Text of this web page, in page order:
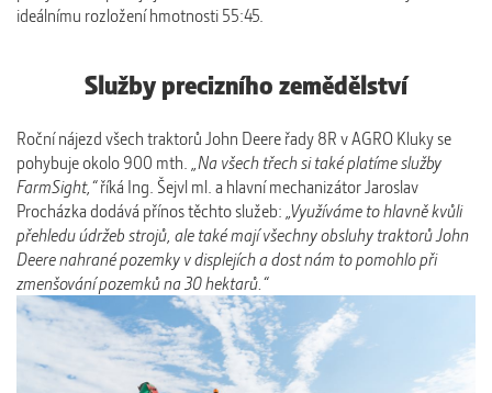
ideálnímu rozložení hmotnosti 55:45.
Služby precizního zemědělství
Roční nájezd všech traktorů John Deere řady 8R v AGRO Kluky se
pohybuje okolo 900 mth. „Na všech třech si také platíme služby
FarmSight,“říká Ing. Šejvl ml. a hlavní mechanizátor Jaroslav
Procházka dodává přínos těchto služeb: „Využíváme to hlavně kvůli
přehledu údržeb strojů, ale také mají všechny obsluhy traktorů John
Deere nahrané pozemky v displejích a dost nám to pomohlo při
zmenšování pozemků na 30 hektarů.“